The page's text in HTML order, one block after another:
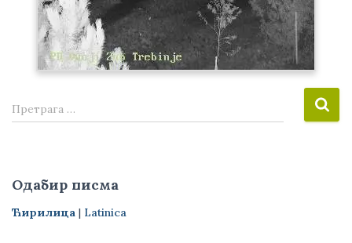
П
р
а
г
Претрага …
Одабир писма
Ћирилица | Latinica